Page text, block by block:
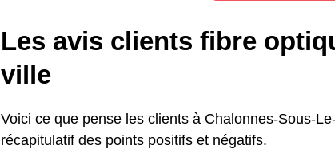
Les avis clients fibre
ville
Voici ce que pense les clients à Chalonnes-Sous-
récapitulatif des points positifs et négatifs.